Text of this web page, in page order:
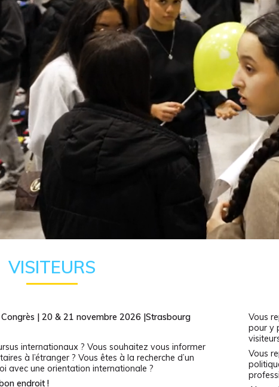
VISITEURS
| 20 & 21 novembre 2026 |Strasbourg
internationaux ? Vous souhaitez vous informer
à l’étranger ? Vous êtes à la recherche d’un
avec une orientation internationale ?
endroit !
Vous
pour y
Vous